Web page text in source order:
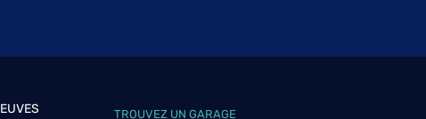
TROUVEZ UN GARAGE